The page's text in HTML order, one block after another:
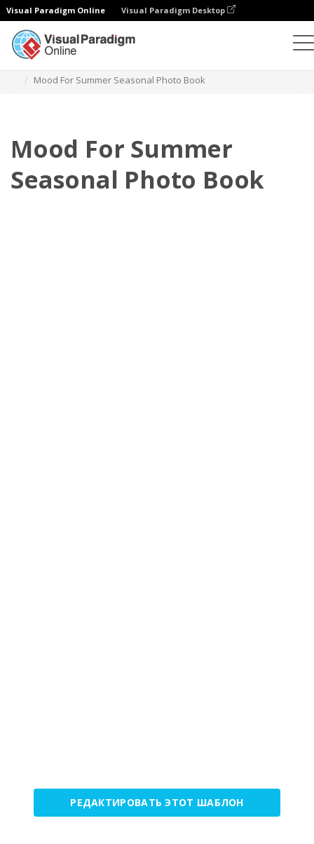
Visual Paradigm Online Visual Paradigm Desktop
Mood For Summer Seasonal Photo Book
Mood For Summer
Seasonal Photo Book
РЕДАКТИРОВАТЬ ЭТОТ ШАБЛОН